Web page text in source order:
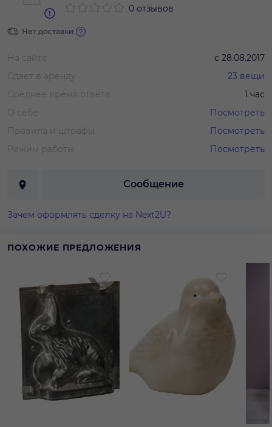
0 отзывов
Нет доставки
На сайте с 28.08.2017
Сдает в аренду
23 вещи
Среднее время ответа
1 час
О себе
Посмотреть
Правила и штрафы
Посмотреть
Режим работы
Посмотреть
Сообщение
Зачем оформлять сделку на Next2U?
ПОХОЖИЕ ПРЕДЛОЖЕНИЯ